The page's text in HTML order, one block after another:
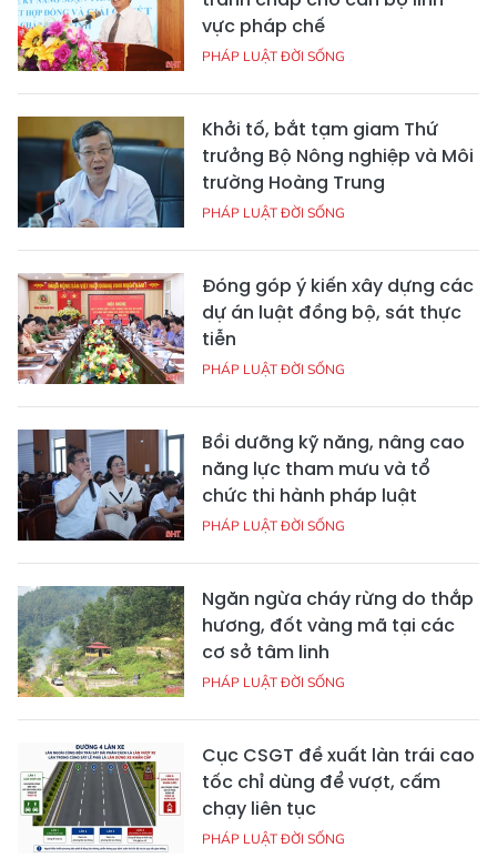
vực pháp chế
PHÁP LUẬT ĐỜI SỐNG
Khởi tố, bắt tạm giam Thứ
trưởng Bộ Nông nghiệp và Môi
trường Hoàng Trung
PHÁP LUẬT ĐỜI SỐNG
Đóng góp ý kiến xây dựng các
dự án luật đồng bộ, sát thực
tiễn
PHÁP LUẬT ĐỜI SỐNG
Bồi dưỡng kỹ năng, nâng cao
năng lực tham mưu và tổ
chức thi hành pháp luật
PHÁP LUẬT ĐỜI SỐNG
Ngăn ngừa cháy rừng do thắp
hương, đốt vàng mã tại các
cơ sở tâm linh
PHÁP LUẬT ĐỜI SỐNG
Cục CSGT đề xuất làn trái cao
tốc chỉ dùng để vượt, cấm
chạy liên tục
PHÁP LUẬT ĐỜI SỐNG